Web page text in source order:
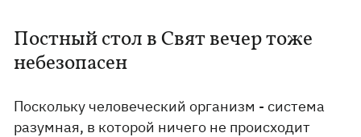
Постный стол в Свят вечер тоже
небезопасен
Поскольку человеческий организм - система
разумная, в которой ничего не происходит